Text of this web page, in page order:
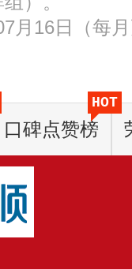
月16日（每
口碑点赞榜
HOT